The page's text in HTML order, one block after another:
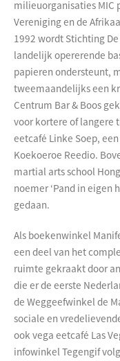
milieuorganisaties MIC
Vereniging en de
1992 wordt Stichting
landelijk opererende
papieren ondersteunt,
tweemaandelijks een
Centrum Bar & Boos
voor kortere of langere
eetcafé Linke Soep,
Koekoeroe Reedio.
martial arts school
noemer ‘Pand in eigen
gedaan.
Als boekenwinkel
een deel van het
ruimte gekraakt door
die er de eerste
de Weggeefwinkel de
sociale en
ook vega eetcafé Las
infowinkel Tegengif